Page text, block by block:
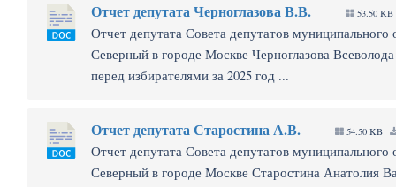
Отчет депутата Черноглазова В.В. 53.50 KB
Отчет депутата Совета депутатов муниципального
Северный в городе Москве Черноглазова
перед избирателями за 2025 год ...
Отчет депутата Старостина А.В. 54.50 KB
Отчет депутата Совета депутатов муниципального
Северный в городе Москве Старостина Анатолия